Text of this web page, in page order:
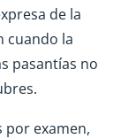
de la
cuando la
pasantías no
por examen,